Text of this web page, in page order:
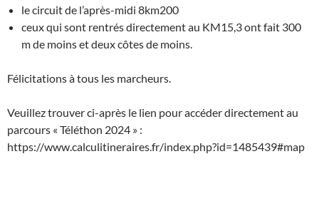
le circuit de l’après-midi 8km200
ceux qui sont rentrés directement au KM15,3 ont fait 300
m de moins et deux côtes de moins.
Félicitations à tous les marcheurs.
Veuillez trouver ci-après le lien pour accéder directement au
parcours « Téléthon 2024 » :
https://www.calculitineraires.fr/index.php?id=1485439#map